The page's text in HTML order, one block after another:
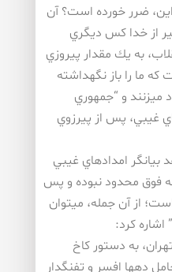
ضرر خورده است؟ آن
از خدا كس ديگري
به يك مقدار پيروزي
ما را باز نگهداشته
ميزنند و “جمهوري
امدادهاي غيبي، پس از پيرزوي
بيانگر امدادهاي غيبي
فوق محدود نبوده و پس
است؛ از آن جمله، ميتوان
اشاره كرد:
به دستور كاخ
دهها افسر و تفنگدار